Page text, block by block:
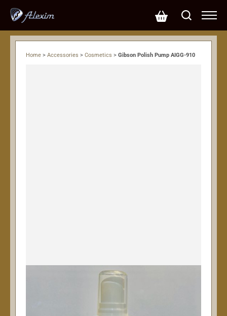
Home > Accessories > Cosmetics > Gibson Polish Pump AIGG-910